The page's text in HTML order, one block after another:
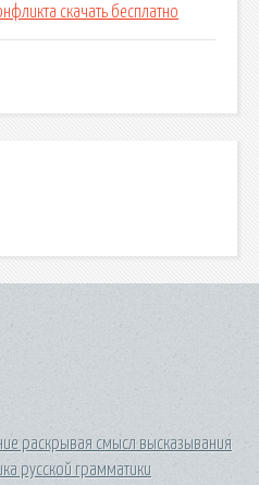
скачать бесплатно
раскрывая смысл высказывания
русской грамматики